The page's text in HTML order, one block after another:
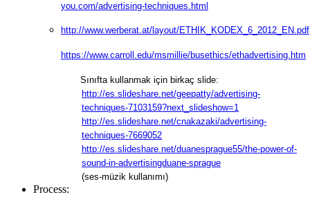
you.com/advertising-techniques.html
http://www.werberat.at/layout/ETHIK_KODEX_6_2012_EN.pdf
https://www.carroll.edu/msmillie/busethics/ethadvertising.htm
Sınıfta kullanmak için birkaç slide:
http://es.slideshare.net/geepatty/advertising-
techniques-7103159?next_slideshow=1
http://es.slideshare.net/cnakazaki/advertising-
techniques-7669052
http://es.slideshare.net/duanesprague55/the-power-of-
sound-in-advertisingduane-sprague
(ses-müzik kullanımı)
Process: